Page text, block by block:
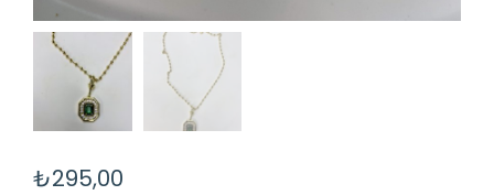
₺295,00